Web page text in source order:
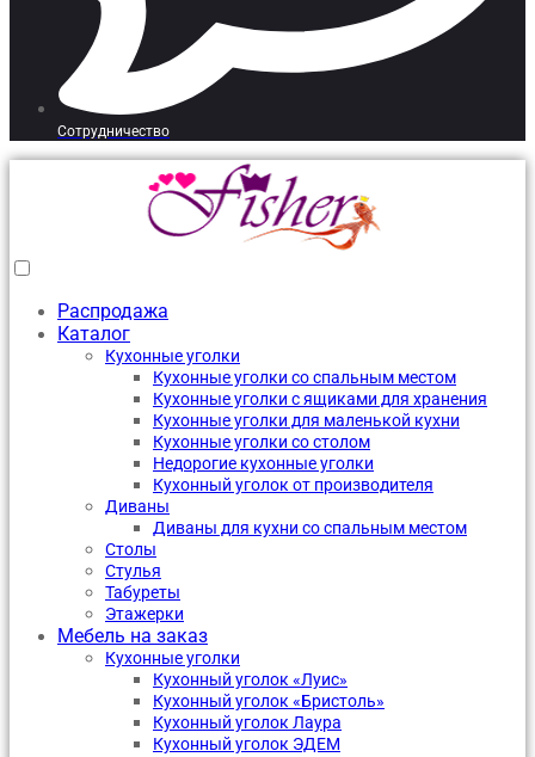
Сотрудничество
Распродажа
Каталог
Кухонные уголки
Кухонные уголки со спальным местом
Кухонные уголки с ящиками для хранения
Кухонные уголки для маленькой кухни
Кухонные уголки со столом
Недорогие кухонные уголки
Кухонный уголок от производителя
Диваны
Диваны для кухни со спальным местом
Столы
Стулья
Табуреты
Этажерки
Мебель на заказ
Кухонные уголки
Кухонный уголок «Луис»
Кухонный уголок «Бристоль»
Кухонный уголок Лаура
Кухонный уголок ЭДЕМ